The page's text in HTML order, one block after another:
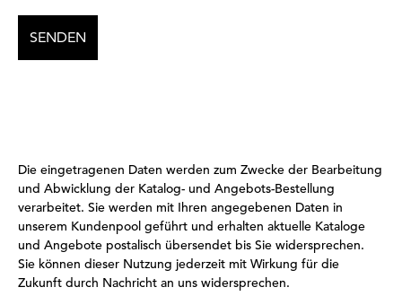
SENDEN
Die eingetragenen Daten werden zum Zwecke der Bearbeitung
und Abwicklung der Katalog- und Angebots-Bestellung
verarbeitet. Sie werden mit Ihren angegebenen Daten in
unserem Kundenpool geführt und erhalten aktuelle Kataloge
und Angebote postalisch übersendet bis Sie widersprechen.
Sie können dieser Nutzung jederzeit mit Wirkung für die
Zukunft durch Nachricht an uns widersprechen.